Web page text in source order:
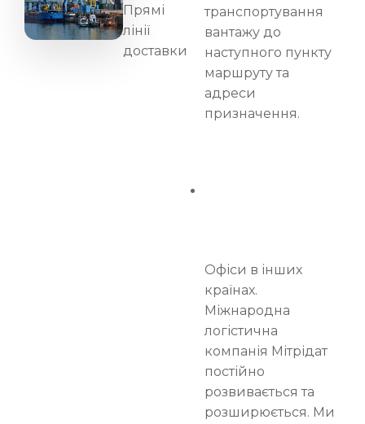
Прямі
лінії
доставки
транспортування
вантажу до
наступного пункту
маршруту та
адреси
призначення.
Офіси в інших
країнах.
Міжнародна
логістична
компанія Мітрідат
постійно
розвивається та
розширюється. Ми